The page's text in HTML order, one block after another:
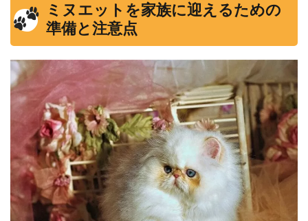
ミヌエットを家族に迎えるための
準備と注意点